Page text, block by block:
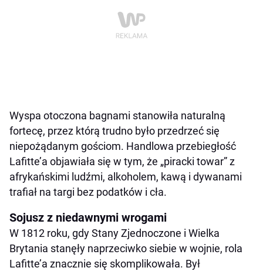
Wyspa otoczona bagnami stanowiła naturalną
fortecę, przez którą trudno było przedrzeć się
niepożądanym gościom. Handlowa przebiegłość
Lafitte’a objawiała się w tym, że „piracki towar” z
afrykańskimi ludźmi, alkoholem, kawą i dywanami
trafiał na targi bez podatków i cła.
Sojusz z niedawnymi wrogami
W 1812 roku, gdy Stany Zjednoczone i Wielka
Brytania stanęły naprzeciwko siebie w wojnie, rola
Lafitte’a znacznie się skomplikowała. Był